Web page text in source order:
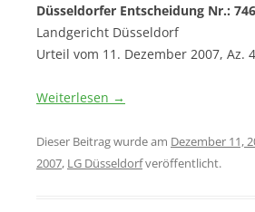
Düsseldorfer Entscheidung Nr.: 746
Landgericht Düsseldorf
Urteil vom 11. Dezember 2007, Az.
Weiterlesen →
Dieser Beitrag wurde am Dezember 11,
2007, LG Düsseldorfveröffentlicht.